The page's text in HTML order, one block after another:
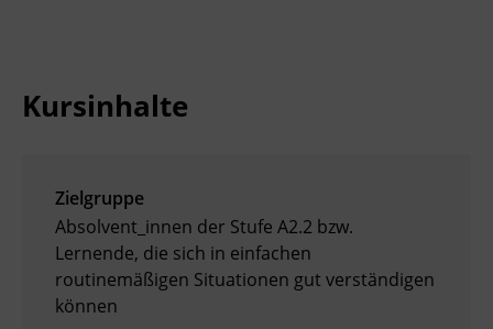
Kursinhalte
Zielgruppe
Absolvent_innen der Stufe A2.2 bzw.
Lernende, die sich in einfachen
routinemäßigen Situationen gut verständigen
können